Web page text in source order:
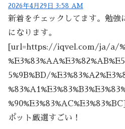
2026年4月29日 3:58 AM
新着をチェックしてます。勉強
になります。
[url=https://iqvel.com/ja/a/
5%9B%BD/
ポット厳選すごい！